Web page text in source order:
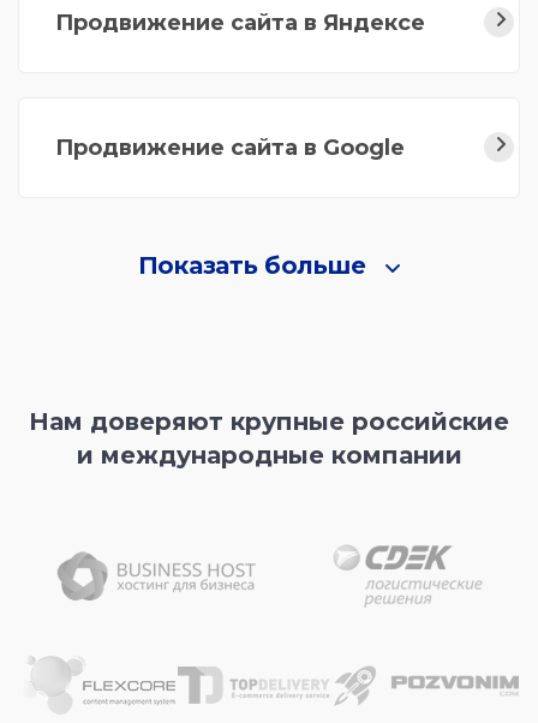
Продвижение сайта в Яндексе
Продвижение сайта в Google
Показать больше
Нам доверяют крупные российские
и международные компании